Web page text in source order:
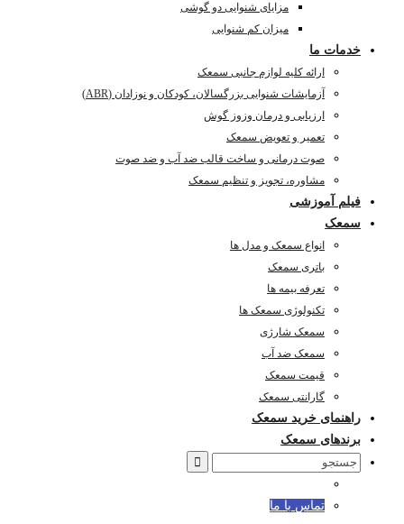
مزایای شنوایی دو گوشی
میزان کم شنوایی
خدمات ما
ارائه کلیه لوازم جانبی سمعک
آزمایشات شنوایی بزرگسالان، کودکان و نوزادان (ABR)
ارزیابی و درمان وزوز گوش
تعمیر و تعویض سمعک
صوت درمانی و ساخت قالب ضد آب و ضد صوت
مشاوره، تجویز و تنظیم سمعک
فیلم آموزشی
سمعک
انواع سمعک و مدل ها
باتری سمعک
تعرفه بیمه ها
تکنولوژی سمعک ها
سمعک شارژی
سمعک ضد آب
قیمت سمعک
گارانتی سمعک
راهنمای خرید سمعک
برندهای سمعک
Search
تماس با ما